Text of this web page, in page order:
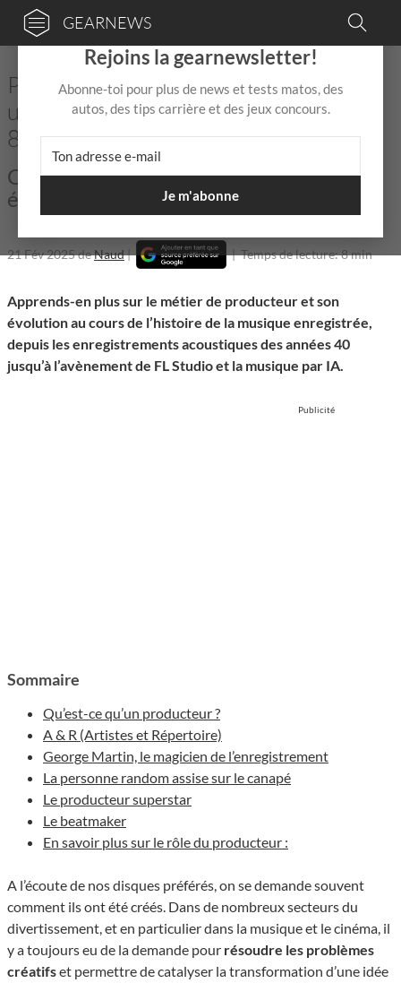
GEARNEWS
Producteur et productrice de musique:
un métier qui évolue sans cesse depuis
80 ans!
Comment le rôle du producteur a-t-il
évolué au sein de l'industrie musicale ?
21 Fév 2025deNaud| |Temps de lecture: 8 min
Apprends-en plus sur le métier de producteur et son
évolution au cours de l’histoire de la musique enregistrée,
depuis les enregistrements acoustiques des années 40
jusqu’à l’avènement de FL Studioet la musique par IA.
Publicité
Sommaire
Qu’est-ce qu’un producteur ?
A & R (Artistes et Répertoire)
George Martin, le magicien de l’enregistrement
La personne random assise sur le canapé
Le producteur superstar
Le beatmaker
En savoir plus sur le rôle du producteur :
A l’écoute de nos disques préférés, on se demande souvent
comment ils ont été créés. Dans de nombreux secteurs du
divertissement, et en particulier dans la musique et le cinéma, il
y a toujours eu de la demande pour résoudre les problèmes
créatifset permettre de catalyser la transformation d’une idée
×
Rejoins la gearnewsletter!
Abonne-toi pour plus de news et tests matos, des
autos, des tips carrière et des jeux concours.
Je m'abonne